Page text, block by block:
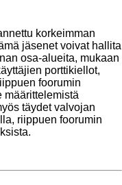
korkeimman
jäsenet voivat hallita
osa-alueita, mukaan
porttikiellot,
foorumin
määrittelemistä
täydet valvojan
riippuen foorumin